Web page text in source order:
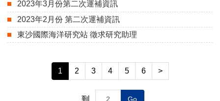
2023年3月份第二次運補資訊
2023年2月份 第二次運補資訊
東沙國際海洋研究站 徵求研究助理
1 2 3 4 5 6 >
到 Go